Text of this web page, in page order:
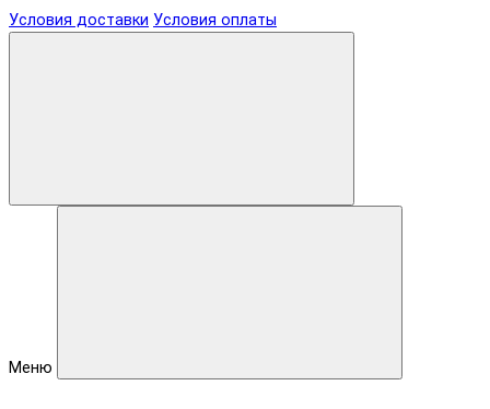
Условия доставки Условия оплаты
Меню